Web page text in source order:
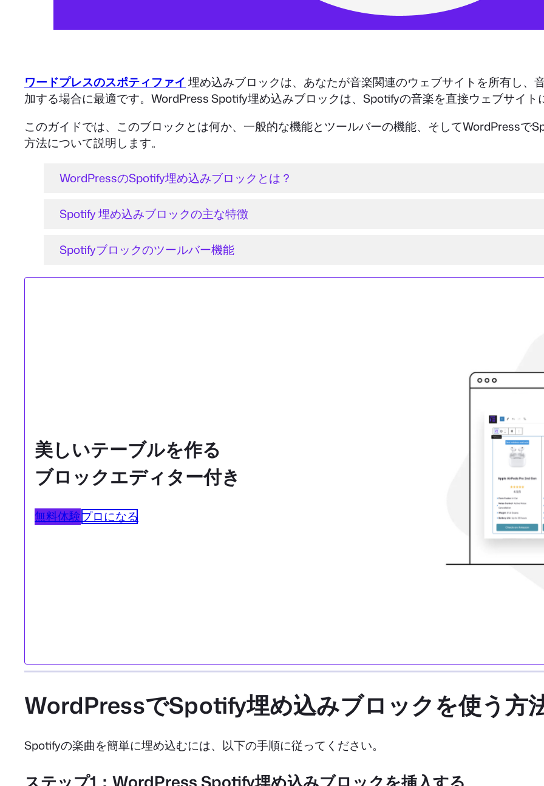
ワードプレスのスポティファイ 埋め込みブロックは、あなたが音楽関連のウェブサイトを所有し、
加する場合に最適です。WordPress Spotify埋め込みブロックは、Spotifyの音楽を直接ウェブサイト
このガイドでは、このブロックとは何か、一般的な機能とツールバーの機能、そしてWordPressで
方法について説明します。
WordPressのSpotify埋め込みブロックとは？
Spotify 埋め込みブロックの主な特徴
Spotifyブロックのツールバー機能
美しいテーブルを作る
ブロックエディター付き
無料体験プロになる
WordPressでSpotify埋め込みブロックを使う方
Spotifyの楽曲を簡単に埋め込むには、以下の手順に従ってください。